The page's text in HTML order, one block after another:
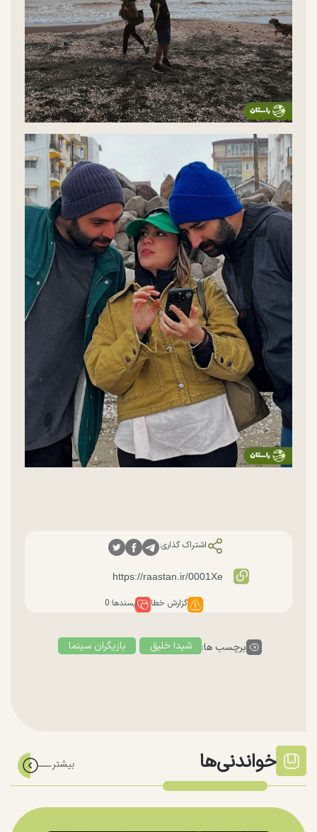
اشتراک گذاری:
گزارش خطا پسندها:0
برچسب ها: شیدا خلیق بازیگران سینما
خواندنی‌ها